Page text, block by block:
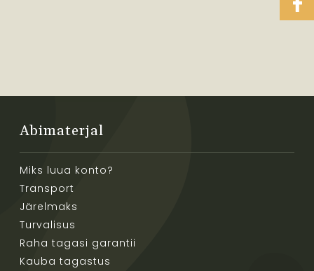
Abimaterjal
Miks luua konto?
Transport
Järelmaks
Turvalisus
Raha tagasi garantii
Kauba tagastus